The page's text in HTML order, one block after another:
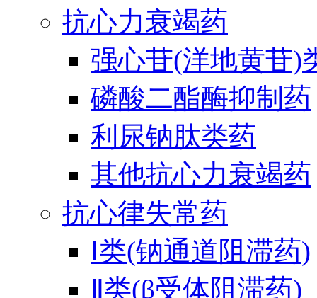
抗心力衰竭药
强心苷(洋地黄苷)
磷酸二酯酶抑制药
利尿钠肽类药
其他抗心力衰竭药
抗心律失常药
Ⅰ类(钠通道阻滞药)
Ⅱ类(β受体阻滞药)